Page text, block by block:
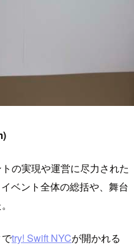
の実現や運営に尽力された
ベント全体の総括や、舞台
try! Swift NYCが開かれる